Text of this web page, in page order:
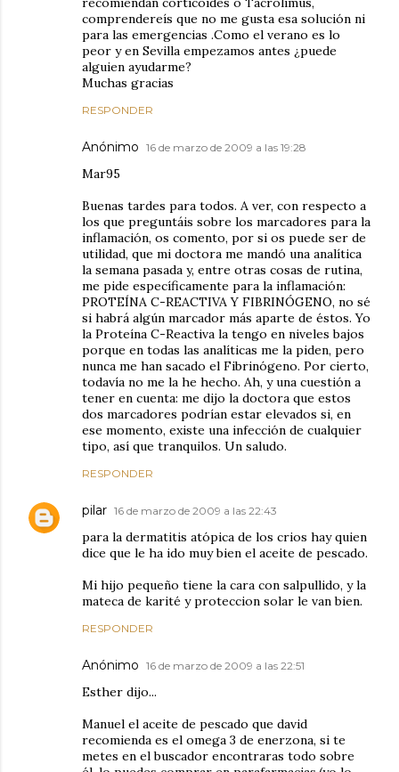
comprendereís que no me gusta esa solución ni
para las emergencias .Como el verano es lo
peor y en Sevilla empezamos antes ¿puede
alguien ayudarme?
Muchas gracias
RESPONDER
Anónimo 16 de marzo de 2009 a las 19:28
Mar95
Buenas tardes para todos. A ver, con respecto a
los que preguntáis sobre los marcadores para la
inflamación, os comento, por si os puede ser de
utilidad, que mi doctora me mandó una analítica
la semana pasada y, entre otras cosas de rutina,
me pide específicamente para la inflamación:
PROTEÍNA C-REACTIVA Y FIBRINÓGENO, no sé
si habrá algún marcador más aparte de éstos. Yo
la Proteína C-Reactiva la tengo en niveles bajos
porque en todas las analíticas me la piden, pero
nunca me han sacado el Fibrinógeno. Por cierto,
todavía no me la he hecho. Ah, y una cuestión a
tener en cuenta: me dijo la doctora que estos
dos marcadores podrían estar elevados si, en
ese momento, existe una infección de cualquier
tipo, así que tranquilos. Un saludo.
RESPONDER
pilar 16 de marzo de 2009 a las 22:43
para la dermatitis atópica de los crios hay quien
dice que le ha ido muy bien el aceite de pescado.
Mi hijo pequeño tiene la cara con salpullido, y la
mateca de karité y proteccion solar le van bien.
RESPONDER
Anónimo 16 de marzo de 2009 a las 22:51
Esther dijo...
Manuel el aceite de pescado que david
recomienda es el omega 3 de enerzona, si te
metes en el buscador encontraras todo sobre